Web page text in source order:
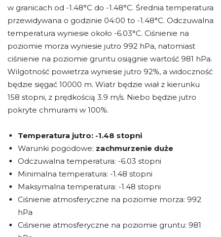
w granicach od -1.48°C do -1.48°C. Średnia temperatura
przewidywana o godzinie 04:00 to -1.48°C. Odczuwalna
temperatura wyniesie około -6.03°C. Ciśnienie na
poziomie morza wyniesie jutro 992 hPa, natomiast
ciśnienie na poziomie gruntu osiągnie wartość 981 hPa.
Wilgotność powietrza wyniesie jutro 92%, a widoczność
będzie sięgać 10000 m. Wiatr będzie wiał z kierunku
158 stopni, z prędkością 3.9 m/s. Niebo będzie jutro
pokryte chmurami w 100%.
Temperatura jutro: -1.48 stopni
Warunki pogodowe: zachmurzenie duże
Odczuwalna temperatura: -6.03 stopni
Minimalna temperatura: -1.48 stopni
Maksymalna temperatura: -1.48 stopni
Ciśnienie atmosferyczne na poziomie morza: 992
hPa
Ciśnienie atmosferyczne na poziomie gruntu: 981